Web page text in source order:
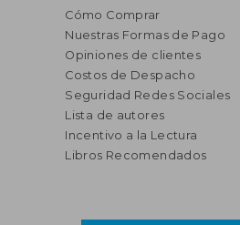
Cómo Comprar
Nuestras Formas de Pago
Opiniones de clientes
Costos de Despacho
Seguridad Redes Sociales
Lista de autores
Incentivo a la Lectura
Libros Recomendados